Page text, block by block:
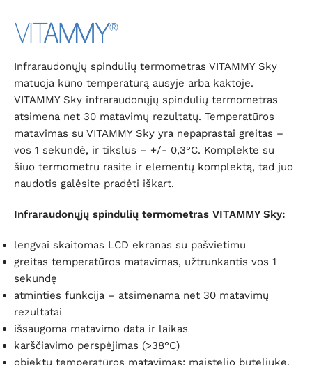
Infraraudonųjų spindulių termometras VITAMMY Sky
matuoja kūno temperatūrą ausyje arba kaktoje.
VITAMMY Sky infraraudonųjų spindulių termometras
atsimena net 30 matavimų rezultatų. Temperatūros
matavimas su VITAMMY Sky yra nepaprastai greitas –
vos 1 sekundė, ir tikslus – +/- 0,3°C. Komplekte su
šiuo termometru rasite ir elementų komplektą, tad juo
naudotis galėsite pradėti iškart.
Infraraudonųjų spindulių termometras VITAMMY Sky:
lengvai skaitomas LCD ekranas su pašvietimu
greitas temperatūros matavimas, užtrunkantis vos 1
sekundę
atminties funkcija – atsimenama net 30 matavimų
rezultatai
išsaugoma matavimo data ir laikas
karščiavimo perspėjimas (>38°C)
objektų temperatūros matavimas: maistelio buteliuke,